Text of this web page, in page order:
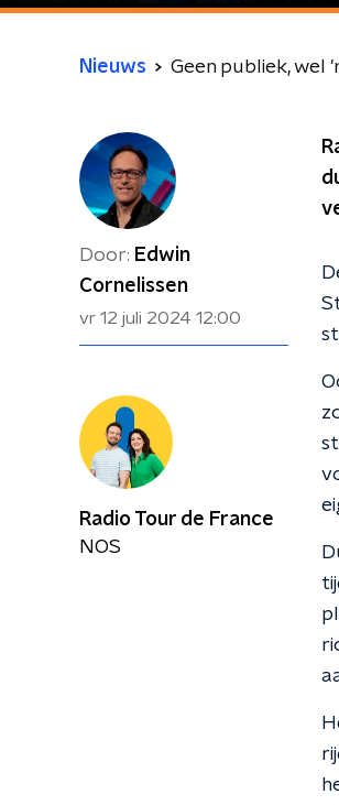
Nieuws Geen publiek, wel
Door: Edwin
Cornelissen
vr 12 juli 2024 12:00
Radio Tour de France
NOS